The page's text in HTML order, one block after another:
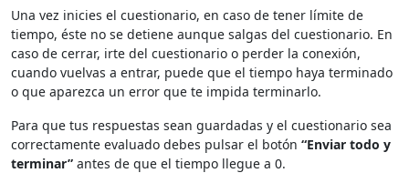
Una vez inicies el cuestionario, en caso de tener límite de
tiempo, éste no se detiene aunque salgas del cuestionario. En
caso de cerrar, irte del cuestionario o perder la conexión,
cuando vuelvas a entrar, puede que el tiempo haya terminado
o que aparezca un error que te impida terminarlo.
Para que tus respuestas sean guardadas y el cuestionario sea
correctamente evaluado debes pulsar el botón “Enviar todo y
terminar” antes de que el tiempo llegue a 0.